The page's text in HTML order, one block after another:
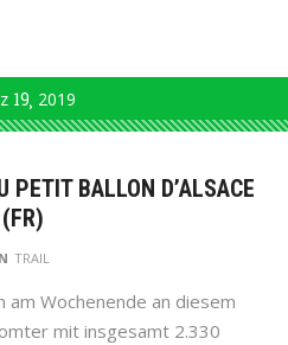
19 2019
BALLON D’ALSACE
(FR)
TRAIL
am Wochenende an diesem
mit insgesamt 2.330